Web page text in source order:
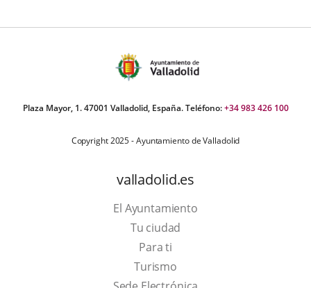
Plaza Mayor, 1. 47001 Valladolid, España. Teléfono:+34 983 426 100
Copyright 2025 - Ayuntamiento de Valladolid
valladolid.es
El Ayuntamiento
Tu ciudad
Para ti
TurismoThis